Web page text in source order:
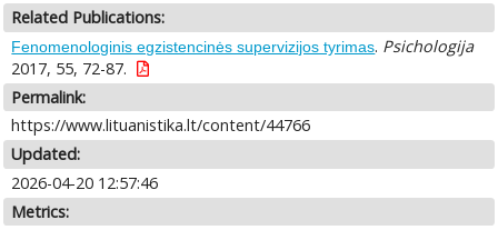
Related Publications:
Fenomenologinis egzistencinės supervizijos tyrimas. Psichologija
2017, 55, 72-87.
Permalink:
https://www.lituanistika.lt/content/44766
Updated:
2026-04-20 12:57:46
Metrics: